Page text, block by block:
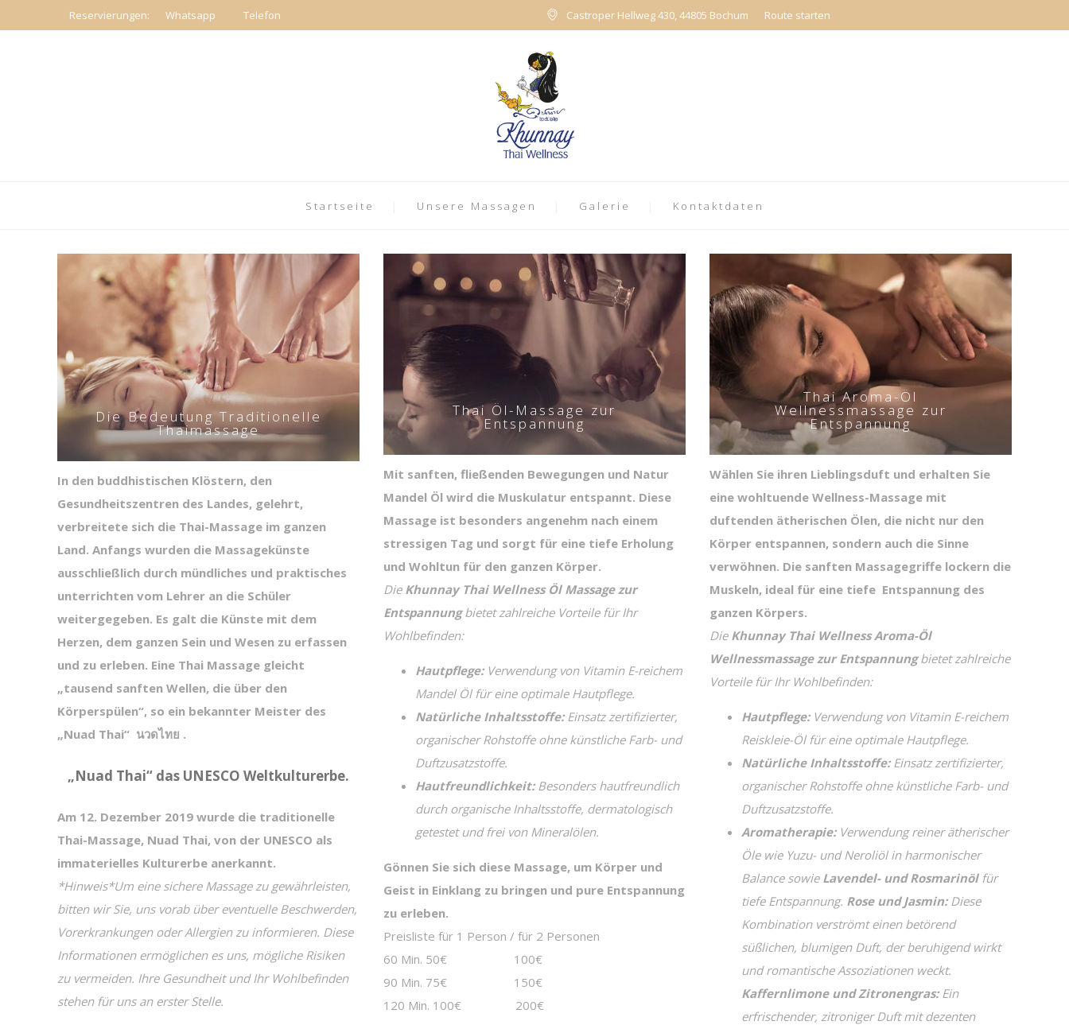
Reservierungen: Whatsapp Telefon Castroper Hellweg 430, 44805 Bochum Route starten
Startseite Unsere Massagen Galerie Kontaktdaten
Die Bedeutung Traditionelle
Thaimassage
In den buddhistischen Klöstern, den
Gesundheitszentren des Landes, gelehrt,
verbreitete sich die Thai-Massage im ganzen
Land. Anfangs wurden die Massagekünste
ausschließlich durch mündliches und praktisches
unterrichten vom Lehrer an die Schüler
weitergegeben. Es galt die Künste mit dem
Herzen, dem ganzen Sein und Wesen zu erfassen
und zu erleben. Eine Thai Massage gleicht
„tausend sanften Wellen, die über den
Körperspülen“, so ein bekannter Meister des
„Nuad Thai“ นวดไทย .
„Nuad Thai“ das UNESCO Weltkulturerbe.
Am 12. Dezember 2019 wurde die traditionelle
Thai-Massage, Nuad Thai, von der UNESCO als
immaterielles Kulturerbe anerkannt.
*Hinweis*Um eine sichere Massage zu gewährleisten,
bitten wir Sie, uns vorab über eventuelle Beschwerden,
Vorerkrankungen oder Allergien zu informieren. Diese
Informationen ermöglichen es uns, mögliche Risiken
zu vermeiden. Ihre Gesundheit und Ihr Wohlbefinden
stehen für uns an erster Stelle.
Thai Öl-Massage zur
Entspannung
Mit sanften, fließenden Bewegungen und Natur
Mandel Öl wird die Muskulatur entspannt. Diese
Massage ist besonders angenehm nach einem
stressigen Tag und sorgt für eine tiefe Erholung
und Wohltun für den ganzen Körper.
Die Khunnay Thai Wellness Öl Massage zur
Entspannungbietet zahlreiche Vorteile für Ihr
Wohlbefinden:
Hautpflege:Verwendung von Vitamin E-reichem
Mandel Öl für eine optimale Hautpflege.
Natürliche Inhaltsstoffe:Einsatz zertifizierter,
organischer Rohstoffe ohne künstliche Farb- und
Duftzusatzstoffe.
Hautfreundlichkeit:Besonders hautfreundlich
durch organische Inhaltsstoffe, dermatologisch
getestet und frei von Mineralölen.
Gönnen Sie sich diese Massage, um Körper und
Geist in Einklang zu bringen und pure Entspannung
zu erleben.
Preisliste für 1 Person / für 2 Personen
60 Min. 50€ 100€
90 Min. 75€ 150€
120 Min. 100€ 200€
Thai Aroma-Öl
Wellnessmassage zur
Entspannung
Wählen Sie ihren Lieblingsduft und erhalten Sie
eine wohltuende Wellness-Massage mit
duftenden ätherischen Ölen, die nicht nur den
Körper entspannen, sondern auch die Sinne
verwöhnen. Die sanften Massagegriffe lockern die
Muskeln, ideal für eine tiefe Entspannung des
ganzen Körpers.
Die Khunnay Thai Wellness Aroma-Öl
Wellnessmassage zur Entspannungbietet zahlreiche
Vorteile für Ihr Wohlbefinden:
Hautpflege:Verwendung von Vitamin E-reichem
Reiskleie-Öl für eine optimale Hautpflege.
Natürliche Inhaltsstoffe:Einsatz zertifizierter,
organischer Rohstoffe ohne künstliche Farb- und
Duftzusatzstoffe.
Aromatherapie:Verwendung reiner ätherischer
Öle wie Yuzu- und Neroliöl in harmonischer
Balance sowie Lavendel- und Rosmarinölfür
tiefe Entspannung. Rose und Jasmin:Diese
Kombination verströmt einen betörend
süßlichen, blumigen Duft, der beruhigend wirkt
und romantische Assoziationen weckt.
Kaffernlimone und Zitronengras:Ein
erfrischender, zitroniger Duft mit dezenten